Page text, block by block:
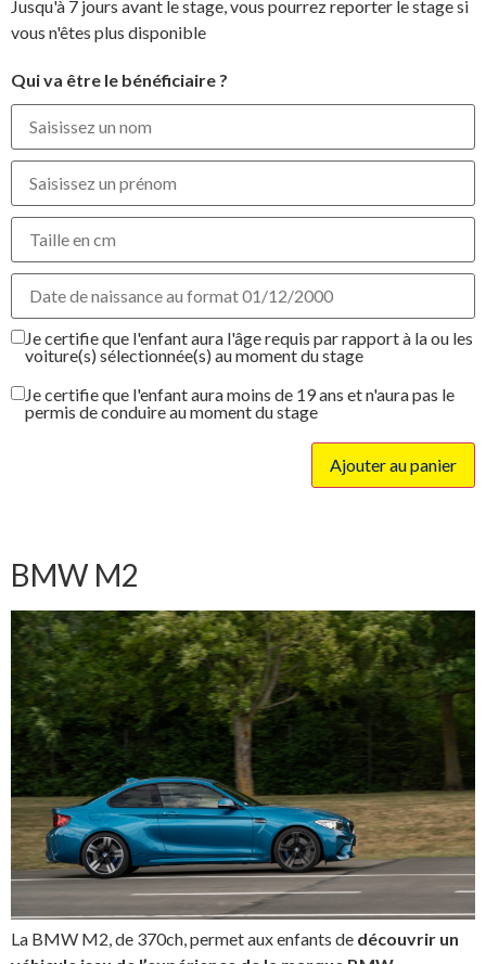
Jusqu'à 7 jours avant le stage, vous pourrez reporter le stage si
vous n'êtes plus disponible
Qui va être le bénéficiaire ?
Je certifie que l'enfant aura l'âge requis par rapport à la ou les
voiture(s) sélectionnée(s) au moment du stage
Je certifie que l'enfant aura moins de 19 ans et n'aura pas le
permis de conduire au moment du stage
Ajouter au panier
BMW M2
La BMW M2, de 370ch, permet aux enfants de découvrir un